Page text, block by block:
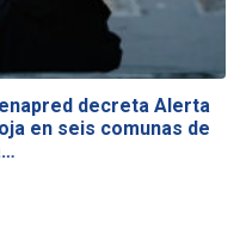
decreta Alerta
en seis comunas de